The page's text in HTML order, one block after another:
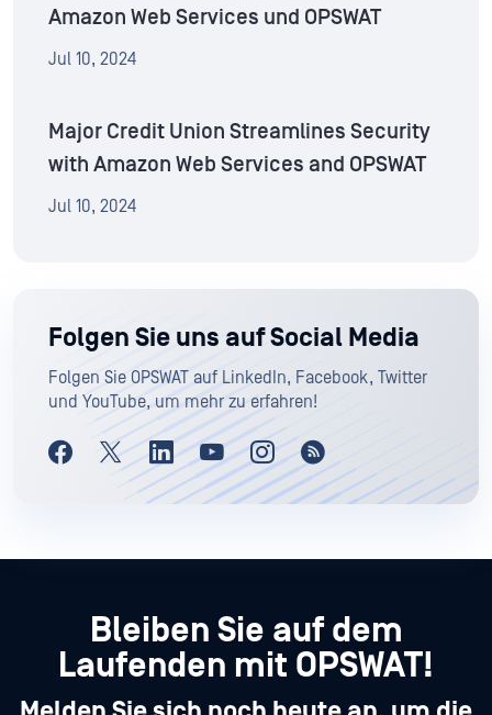
Amazon Web Services und OPSWAT
Jul 10, 2024
Major Credit Union Streamlines Security
with Amazon Web Services and OPSWAT
Jul 10, 2024
Folgen Sie uns auf Social Media
Folgen Sie OPSWAT auf LinkedIn, Facebook, Twitter
und YouTube, um mehr zu erfahren!
Bleiben Sie auf dem
Laufenden mit OPSWAT!